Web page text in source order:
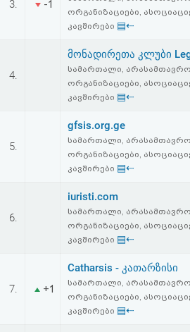
პაროლის
აღდგენა
სალიცენზიო
შეთანხმება
პასუხისმგებლობის
უარყოფა
3. -1
ორგანიზაციები,
კავშირები ▤⇠
4.
მონადირეთა კლუბი
სამართალი,
ორგანიზაციები,
კავშირები ▤⇠
5.
gfsis.org.ge
სამართალი,
ორგანიზაციები,
კავშირები ▤⇠
6.
iuristi.com
სამართალი,
ორგანიზაციები,
კავშირები ▤⇠
7. +1
Catharsis - კათარზისი
სამართალი,
ორგანიზაციები,
კავშირები ▤⇠